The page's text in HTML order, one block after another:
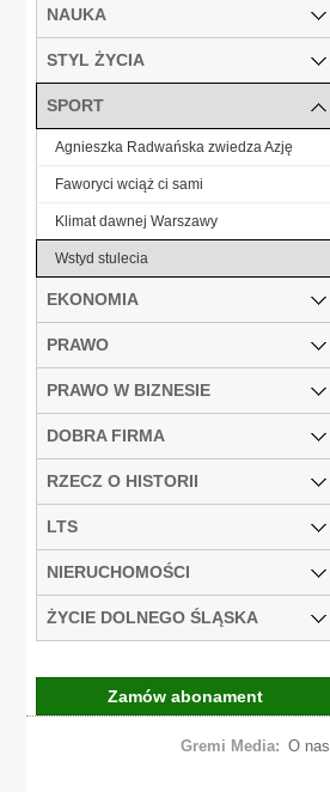
NAUKA
STYL ŻYCIA
SPORT
Agnieszka Radwańska zwiedza Azję
Faworyci wciąż ci sami
Klimat dawnej Warszawy
Wstyd stulecia
EKONOMIA
PRAWO
PRAWO W BIZNESIE
DOBRA FIRMA
RZECZ O HISTORII
LTS
NIERUCHOMOŚCI
ŻYCIE DOLNEGO ŚLĄSKA
Zamów abonament
Gremi Media: O nas